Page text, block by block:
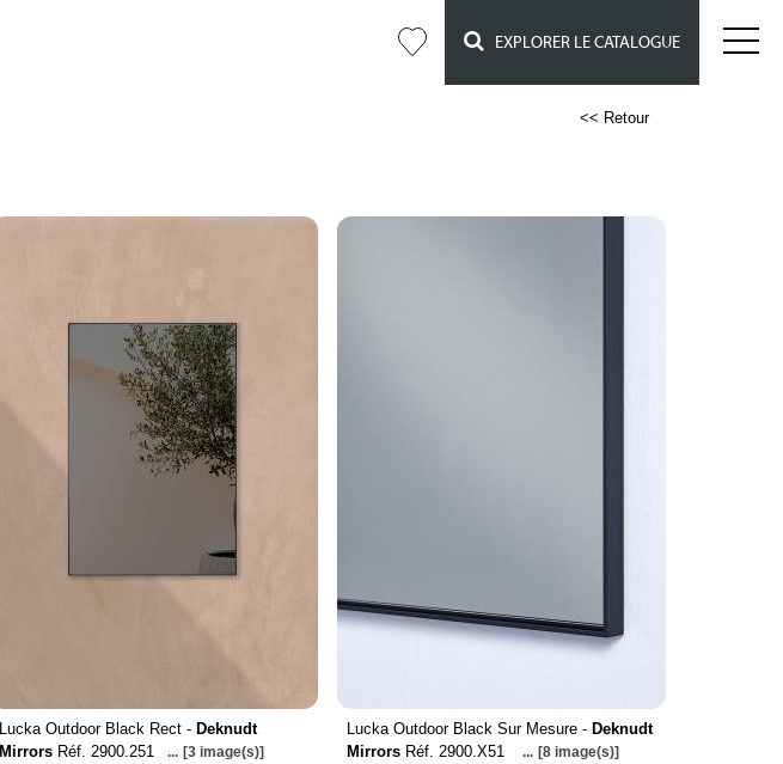
EXPLORER LE CATALOGUE
<< Retour
Lucka Outdoor Black Rect - Deknudt
Mirrors Réf. 2900.251 ... [3 image(s)]
Lucka Outdoor Black Sur Mesure - Deknudt
Mirrors Réf. 2900.X51 ... [8 image(s)]